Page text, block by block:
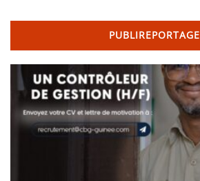
PUBLIREPORTAGE